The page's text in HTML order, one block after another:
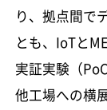
り、拠点間で
とも、IoTと
実証実験（
他工場への横